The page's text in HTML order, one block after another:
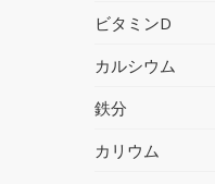
ビタミンD
カルシウム
鉄分
カリウム